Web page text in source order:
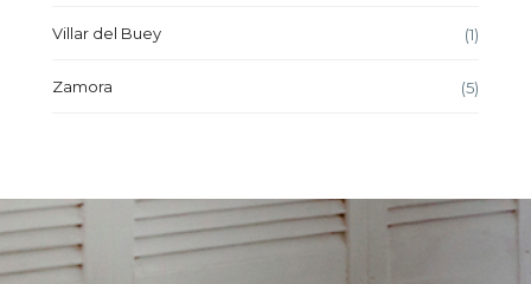
Villar del Buey (1)
Zamora (5)